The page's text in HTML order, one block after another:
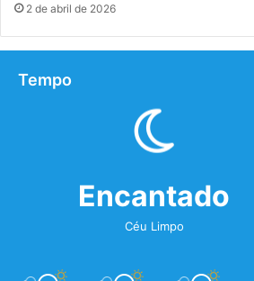
2 de abril de 2026
Tempo
Encantado
Céu Limpo